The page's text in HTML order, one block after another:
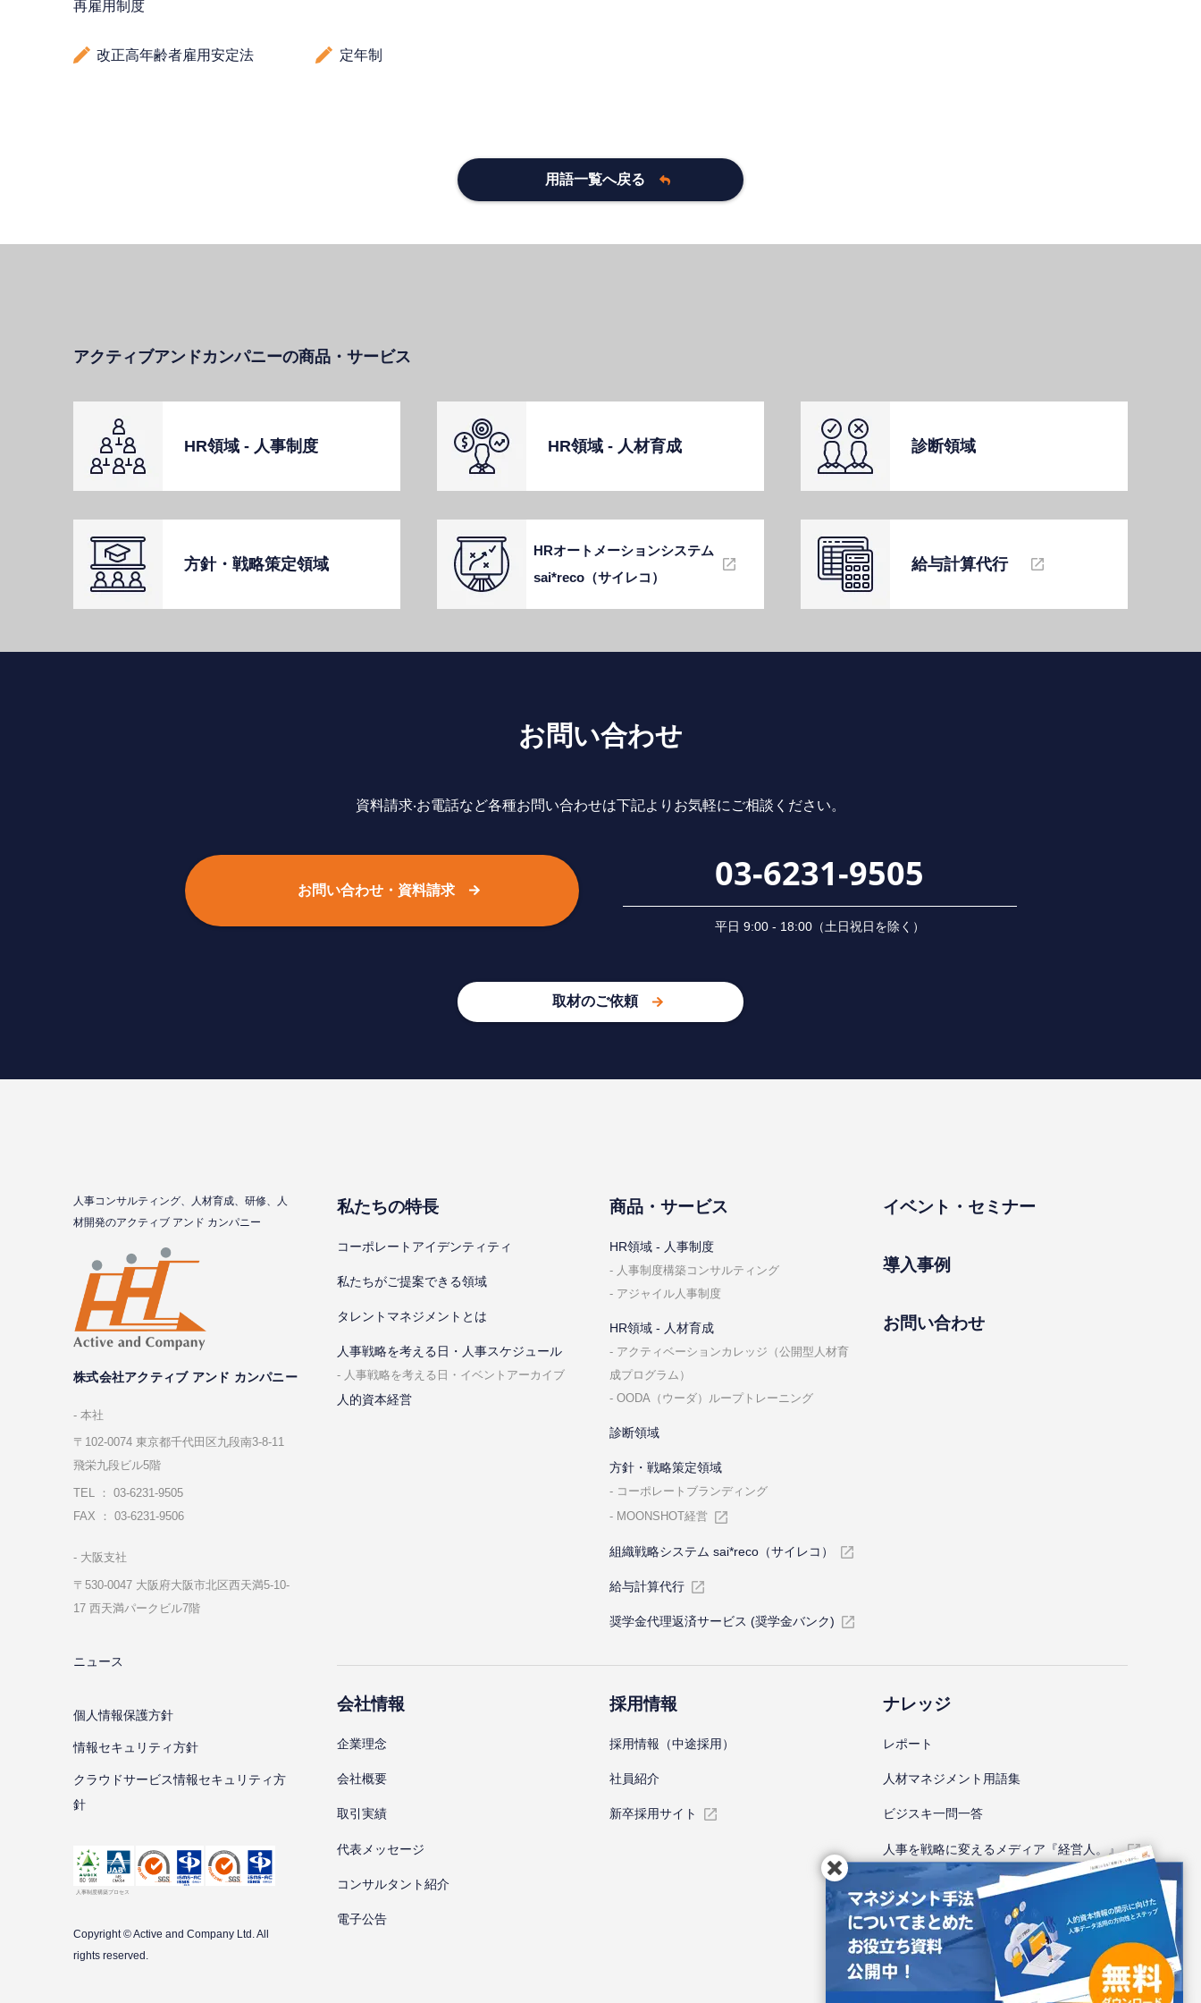
再雇用制度
改正高年齢者雇用安定法 定年制
用語一覧へ戻る
アクティブアンドカンパニーの商品・サービス
HR領域 - ⼈事制度 HR領域 - ⼈材育成 診断領域
⽅針・戦略策定領域
HRオートメーションシステム
sai*reco（サイレコ）
給与計算代⾏
お問い合わせ
資料請求‧お電話など各種お問い合わせは下記よりお気軽にご相談ください。
お問い合わせ・資料請求 03-6231-9505
平⽇ 9:00 - 18:00（⼟⽇祝⽇を除く）
取材のご依頼
⼈事コンサルティング、⼈材育成、研修、⼈
材開発のアクティブ アンド カンパニー
株式会社アクティブ アンド カンパニー
本社
〒102-0074 東京都千代⽥区九段南3-8-11
飛栄九段ビル5階
TEL ： 03-6231-9505
FAX ： 03-6231-9506
⼤阪⽀社
〒530-0047 ⼤阪府⼤阪市北区⻄天満5-10-
17 ⻄天満パークビル7階
ニュース
個⼈情報保護⽅針
情報セキュリティ⽅針
クラウドサービス情報セキュリティ方
針
Copyright © Active and Company Ltd. All
rights reserved.
私たちの特⻑
コーポレートアイデンティティ
私たちがご提案できる領域
タレントマネジメントとは
⼈事戦略を考える⽇・⼈事スケジュール
⼈事戦略を考える⽇・イベントアーカイブ
人的資本経営
商品・サービス
HR領域 - ⼈事制度
⼈事制度構築コンサルティング
アジャイル⼈事制度
HR領域 - ⼈材育成
アクティベーションカレッジ（公開型⼈材育
成プログラム）
OODA（ウーダ）ループトレーニング
診断領域
⽅針・戦略策定領域
コーポレートブランディング
MOONSHOT経営
組織戦略システム sai*reco（サイレコ）
給与計算代⾏
奨学金代理返済サービス (奨学金バンク)
イベント・セミナー
導⼊事例
お問い合わせ
会社情報
企業理念
会社概要
取引実績
代表メッセージ
コンサルタント紹介
電子公告
採⽤情報
採⽤情報（中途採⽤）
社員紹介
新卒採⽤サイト
ナレッジ
レポート
⼈材マネジメント⽤語集
ビジスキ⼀問⼀答
人事を戦略に変えるメディア『経営人。』